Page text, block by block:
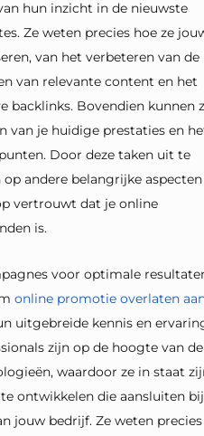
hun inzicht in de nieuwste
Ze weten precies hoe ze
van het verbeteren van de
van relevante content en het
backlinks. Bovendien kunnen
van je huidige prestaties en
Door deze taken uit te
andere belangrijke aspecten
vertrouwt dat je online
is.
voor optimale
online promotie overlaten
uitgebreide kennis en
zijn op de hoogte van de
waardoor ze in staat
ontwikkelen die aansluiten bij
jouw bedrijf. Ze weten precies